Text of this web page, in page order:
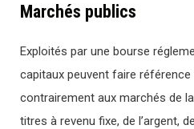
Marchés publics
Exploités par une bourse
capitaux peuvent faire référence
contrairement aux marchés de
titres à revenu fixe, de l’argent,